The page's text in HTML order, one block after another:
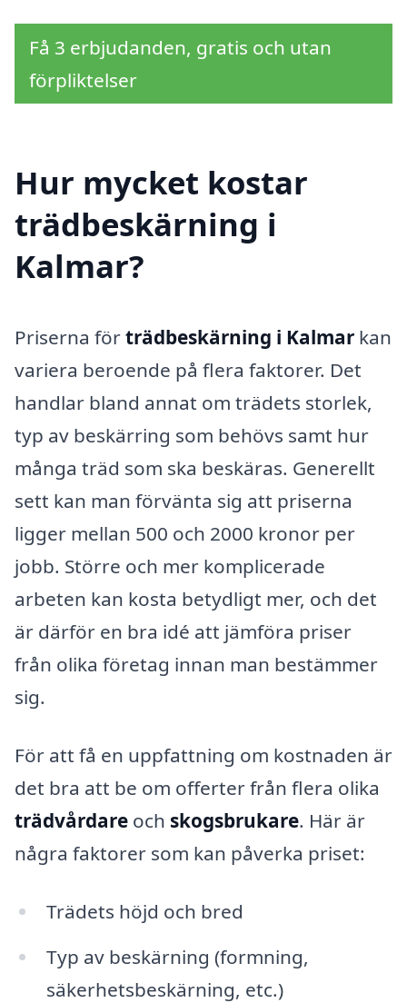
Få 3 erbjudanden, gratis och utan
förpliktelser
Hur mycket kostar
trädbeskärning i
Kalmar?
Priserna förträdbeskärning i Kalmar kan
variera beroende på flera faktorer. Det
handlar bland annat om trädets storlek,
typ av beskärring som behövs samt hur
många träd som ska beskäras. Generellt
sett kan man förvänta sig att priserna
ligger mellan 500 och 2000 kronor per
jobb. Större och mer komplicerade
arbeten kan kosta betydligt mer, och det
är därför en bra idé att jämföra priser
från olika företag innan man bestämmer
sig.
För att få en uppfattning om kostnaden är
det bra att be om offerter från flera olika
trädvårdare och skogsbrukare. Här är
några faktorer som kan påverka priset:
Trädets höjd och bred
Typ av beskärning (formning,
säkerhetsbeskärning, etc.)